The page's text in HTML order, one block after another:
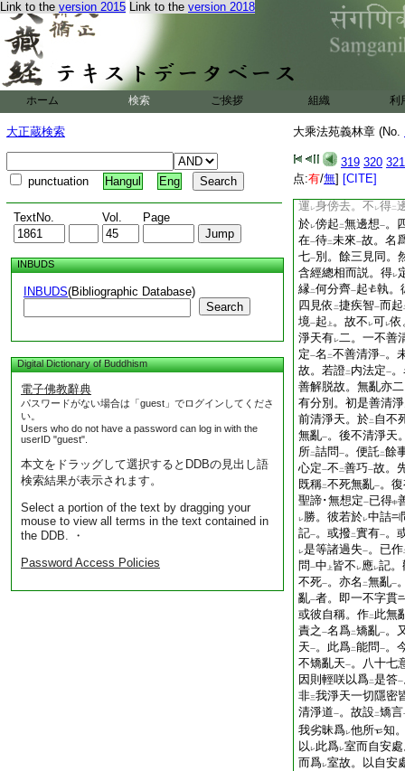
Link to the version 2015 Link to the version 2018
ホーム 検索 ご挨拶 組織 利
大正蔵検索
punctuation Hangul Eng
TextNo. Vol. Page
INBUDS
INBUDS(Bibliographic Database)
Search
Digital Dictionary of Buddhism
電子佛教辭典
パスワードがない場合は「guest」でログインしてくださ
い。
Users who do not have a password can log in with the
userID "guest".
本文をドラッグして選択するとDDBの見出し語
検索結果が表示されます。
Select a portion of the text by dragging your
mouse to view all terms in the text contained in
the DDB. ・
Password Access Policies
大乘法苑義林章 (No.
319 320 321
点:有/無] [CITE]
世間一住中有邊
。便於 世間
二種倶行一 。便於 二
念壞劫分位
。
有
故。
説。此第四見依
捷
慮宿住智一
起。然毘
至 地獄 上至 初定
便作
二是念一。過レ 此
レ 邊。二傍見二無邊
天眼及神境通
運 レ身傍去。不 レ得二
於レ傍起 二無邊想一。
在一待二未來一故。名
七一別。餘三見同。
含經總相而説。得レ
縁二何分齊一起
執。
四見依 二捷疾智一而起
境一起 上 。故不 レ可レ依
淨天有レ二。一不善
定一名 二不善清淨一。
故。若證二 内法定一
善解脱故。無亂亦
有分別。初是善清
前清淨天。於二 自不
無亂一。後不清淨天
所二詰問一。便託二餘
心定一不 二善巧一故。
既稱二不死無亂一。
聖諦･無想定一已得中
レ勝。彼若於レ中詰
記一。或撥二實有一。
レ是等諸過失一。已作
問一中 上 皆不 レ應レ記。
不死一。亦名 二無亂一
亂一者。即一不字貫
或彼自稱。作二 此無
責之 一名爲二矯亂一。
天一。此爲二能問一。
不矯亂天一。八十七
因則輕咲以爲二是答一
非三我淨天一切隱密
清淨道一。故設二矯言
我劣昧爲レ他所
知
以 レ此爲レ室而自安
而爲レ室故。以自安